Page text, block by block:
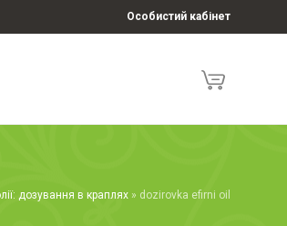
Особистий кабінет
дозування в краплях » dozirovka efirni oil